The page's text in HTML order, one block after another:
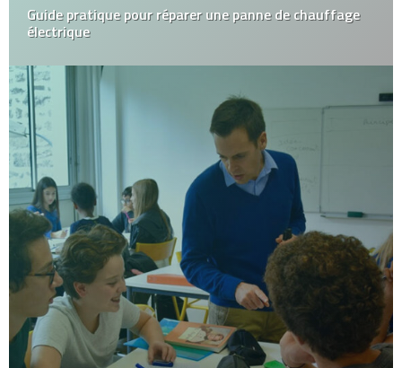
Guide pratique pour réparer une panne de chauffage
électrique